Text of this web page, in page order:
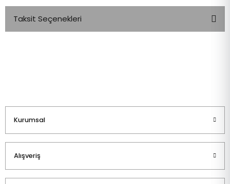
Taksit Seçenekleri
Kurumsal
Alışveriş